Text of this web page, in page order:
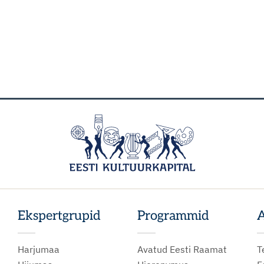
Ekspertgrupid
Harjumaa
Programmid
Avatud Eesti Raamat